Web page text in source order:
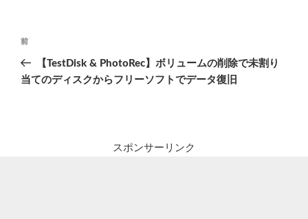
投
ナ
前
の
投
前
【TestDisk & PhotoRec】ボリュームの削除で未割り
当てのディスクからフリーソフトでデータ復旧
スポンサーリンク